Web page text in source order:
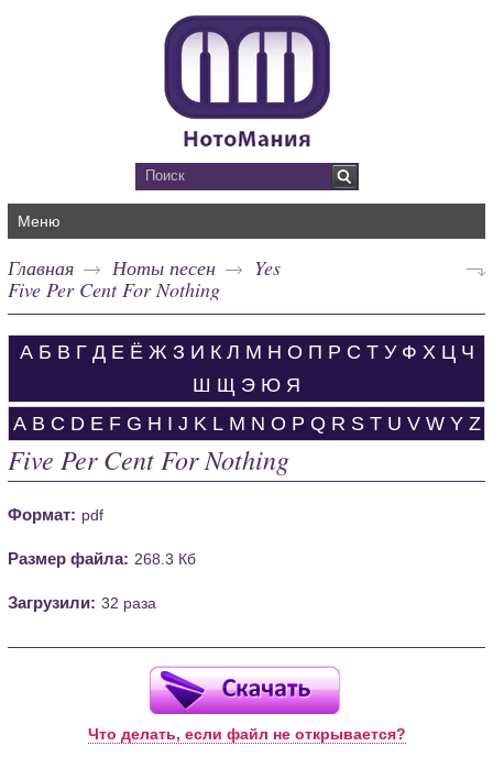
Меню
Главная Ноты песен
Yes
Five Per Cent For Nothing
А Б В Г Д Е Ё Ж З И К Л М Н О П Р С Т У Ф Х Ц Ч
Ш Щ Э Ю Я
A B C D E F G H I J K L M N O P Q R S T U V W Y Z
Five Per Cent For Nothing
Формат: pdf
Размер файла: 268.3 Кб
Загрузили: 32 раза
Что делать, если файл не открывается?